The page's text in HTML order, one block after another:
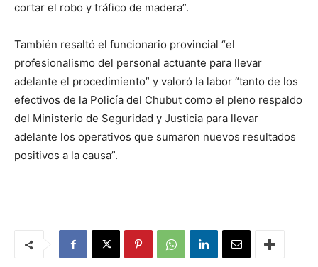
cortar el robo y tráfico de madera”.
También resaltó el funcionario provincial “el
profesionalismo del personal actuante para llevar
adelante el procedimiento” y valoró la labor “tanto de los
efectivos de la Policía del Chubut como el pleno respaldo
del Ministerio de Seguridad y Justicia para llevar
adelante los operativos que sumaron nuevos resultados
positivos a la causa”.